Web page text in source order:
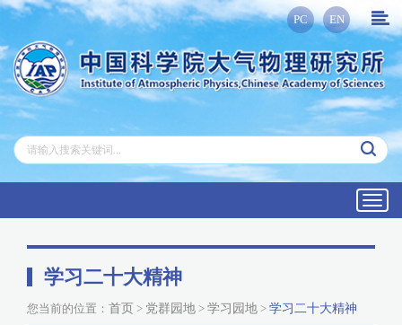
PC EN
学习二十大精神
您当前的位置： 首页 > 党群园地 > 学习园地 > 学习二十大精神